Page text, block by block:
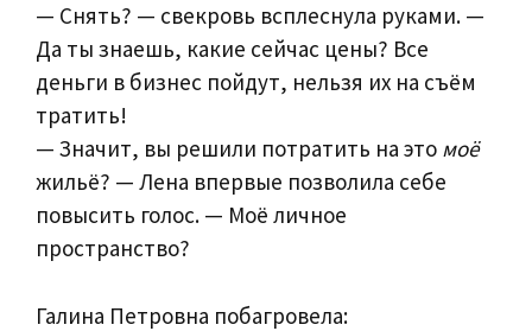
— Снять? — свекровь всплеснула руками. —
Да ты знаешь, какие сейчас цены? Все
деньги в бизнес пойдут, нельзя их на съём
тратить!
— Значит, вы решили потратить на это моё
жильё? — Лена впервые позволила себе
повысить голос. — Моё личное
пространство?
Галина Петровна побагровела: